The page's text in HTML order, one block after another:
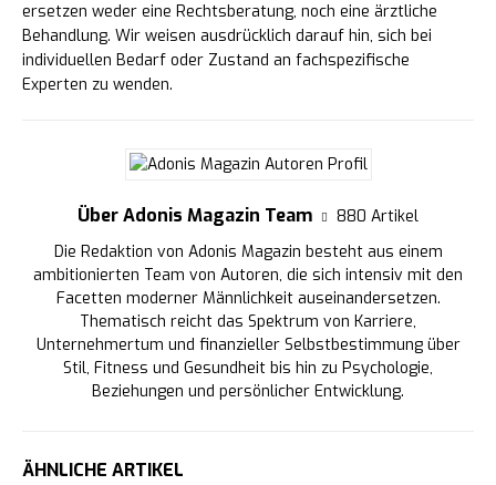
ersetzen weder eine Rechtsberatung, noch eine ärztliche
Behandlung. Wir weisen ausdrücklich darauf hin, sich bei
individuellen Bedarf oder Zustand an fachspezifische
Experten zu wenden.
Über Adonis Magazin Team
880 Artikel
Die Redaktion von Adonis Magazin besteht aus einem
ambitionierten Team von Autoren, die sich intensiv mit den
Facetten moderner Männlichkeit auseinandersetzen.
Thematisch reicht das Spektrum von Karriere,
Unternehmertum und finanzieller Selbstbestimmung über
Stil, Fitness und Gesundheit bis hin zu Psychologie,
Beziehungen und persönlicher Entwicklung.
ÄHNLICHE ARTIKEL